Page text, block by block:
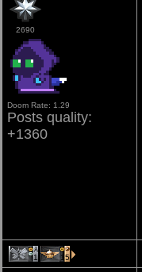
2690
Doom Rate: 1.29
Posts quality:
+1360
1 15